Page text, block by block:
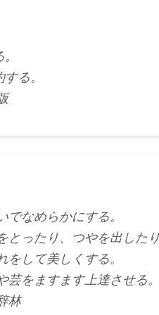
る。
でなめらかにする。
とったり、つやを出したり
をして美しくする。
芸をますます上達させる。
林